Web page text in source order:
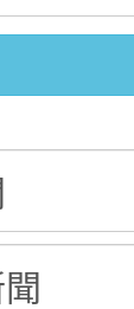
1學
11招)
果(
1學
3招)